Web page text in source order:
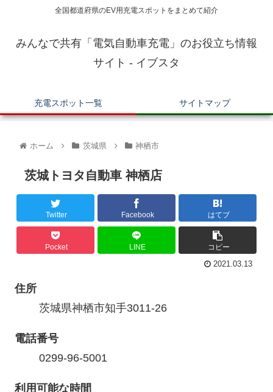
全国都道府県のEV用充電スポットをまとめて紹介
みんなで共有「電気自動車充電」のお役立ち情報
サイト - イブスタ
充電スポット一覧 サイトマップ
ホーム 茨城県 神栖市
茨城トヨタ自動車 神栖店
Twitter Facebook はてブ
Pocket LINE コピー
2021.03.13
住所
茨城県神栖市知手3011-26
電話番号
0299-96-5001
利用可能な時間